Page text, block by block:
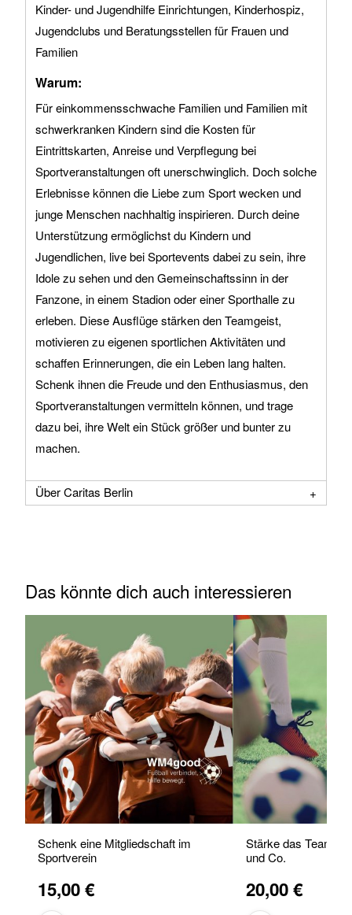
Kinder- und Jugendhilfe Einrichtungen, Kinderhospiz,
Jugendclubs und Beratungsstellen für Frauen und
Familien
Warum:
Für einkommensschwache Familien und Familien mit
schwerkranken Kindern sind die Kosten für
Eintrittskarten, Anreise und Verpflegung bei
Sportveranstaltungen oft unerschwinglich. Doch solche
Erlebnisse können die Liebe zum Sport wecken und
junge Menschen nachhaltig inspirieren. Durch deine
Unterstützung ermöglichst du Kindern und
Jugendlichen, live bei Sportevents dabei zu sein, ihre
Idole zu sehen und den Gemeinschaftssinn in der
Fanzone, in einem Stadion oder einer Sporthalle zu
erleben. Diese Ausflüge stärken den Teamgeist,
motivieren zu eigenen sportlichen Aktivitäten und
schaffen Erinnerungen, die ein Leben lang halten.
Schenk ihnen die Freude und den Enthusiasmus, den
Sportveranstaltungen vermitteln können, und trage
dazu bei, ihre Welt ein Stück größer und bunter zu
machen.
Über Caritas Berlin
Das könnte dich auch interessieren
Schenk eine Mitgliedschaft im
Sportverein
15,00 €
Stärke das
und Co.
20,00 €